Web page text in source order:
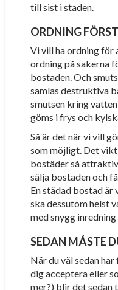
till sist i staden.
ORDNING
Vi vill ha ordning för
ordning på sakerna
bostaden. Och
samlas destruktiva
smutsen kring
göms i frys och
Så är det när vi vill
som möjligt. Det
bostäder så
sälja bostaden och
En städad bostad är
ska dessutom helst
med snygg
SEDAN MÅSTE
När du väl sedan
dig acceptera eller
mer?) blir det sedan